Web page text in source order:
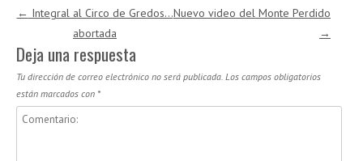
Navegación de entradas
← Integral al Circo de Gredos…
abortada
Nuevo video del Monte Perdido
→
Deja una respuesta
Tu dirección de correo electrónico no será publicada. Los campos obligatorios
están marcados con *